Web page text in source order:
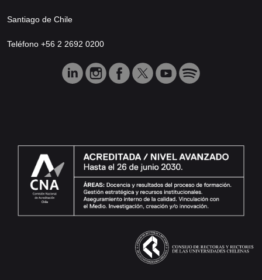
Santiago de Chile
Teléfono +56 2 2692 0200